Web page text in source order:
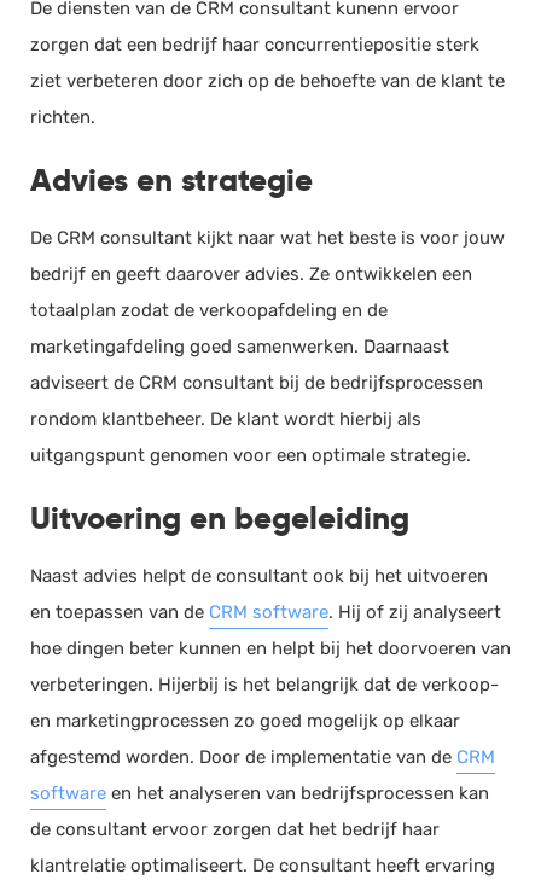
Chat
Helpdesk
De diensten van de CRM consultant kunenn ervoor
zorgen dat een bedrijf haar concurrentiepositie sterk
ziet verbeteren door zich op de behoefte van de klant te
richten.
Advies en strategie
De CRM consultant kijkt naar wat het beste is voor jouw
bedrijf en geeft daarover advies. Ze ontwikkelen een
totaalplan zodat de verkoopafdeling en de
marketingafdeling goed samenwerken. Daarnaast
adviseert de CRM consultant bij de bedrijfsprocessen
rondom klantbeheer. De klant wordt hierbij als
uitgangspunt genomen voor een optimale strategie.
Uitvoering en begeleiding
Naast advies helpt de consultant ook bij het uitvoeren
en toepassen van de CRM software. Hij of zij analyseert
hoe dingen beter kunnen en helpt bij het doorvoeren van
verbeteringen. Hijerbij is het belangrijk dat de verkoop-
en marketingprocessen zo goed mogelijk op elkaar
afgestemd worden. Door de implementatie van de CRM
software en het analyseren van bedrijfsprocessen kan
de consultant ervoor zorgen dat het bedrijf haar
klantrelatie optimaliseert. De consultant heeft ervaring